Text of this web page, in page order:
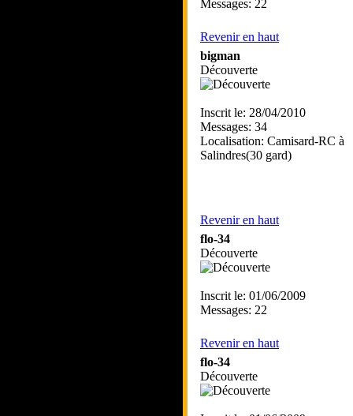
Messages: 22
Revenir en haut
bigman
Découverte
Inscrit le: 28/04/2010
Messages: 34
Localisation: Camisard-RC à
Salindres(30 gard)
Revenir en haut
flo-34
Découverte
Inscrit le: 01/06/2009
Messages: 22
Revenir en haut
flo-34
Découverte